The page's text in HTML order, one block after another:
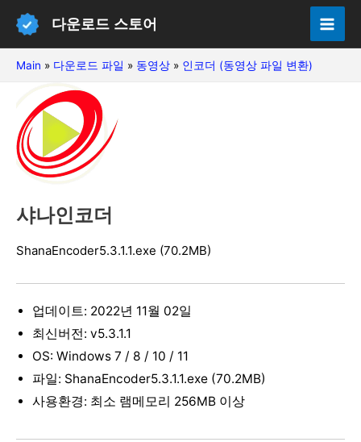
다운로드 스토어
Main » 다운로드 파일 » 동영상 » 인코더 (동영상 파일 변환)
샤나인코더
ShanaEncoder5.3.1.1.exe (70.2MB)
업데이트: 2022년 11월 02일
최신버전: v5.3.1.1
OS: Windows 7 / 8 / 10 / 11
파일: ShanaEncoder5.3.1.1.exe (70.2MB)
사용환경: 최소 램메모리 256MB 이상